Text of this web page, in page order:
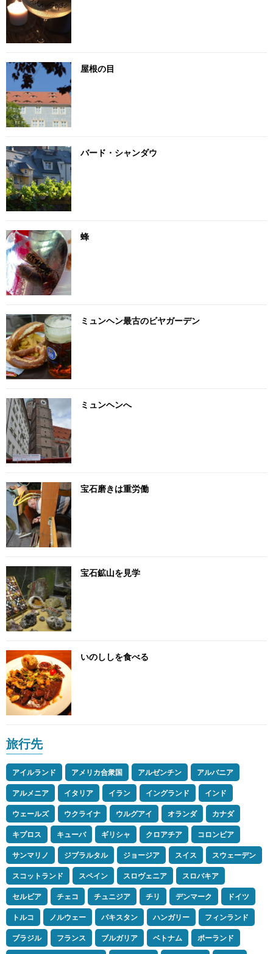
屋根の目
バード・シャンダウ
蜂
ミュンヘン最古のビヤガーデン
ミュンヘンへ
宝石磨きは重労働
宝石鉱山を見学
いのししを食べる
旅行先
アイルランド アメリカ合衆国 アルゼンチン
アルバニア
アルメニア
イタリア イラン イングランド
インド
ウェールズ
ウクライナ ウルグアイ オランダ
カナダ
キプロス
キューバ ギリシャ クロアチア
コロンビア
サンマリノ
ジブラルタル ジョージア スイス
スウェーデン
スコットランド
スペイン スロヴェニア
スロバキア
セルビア
チェコ チュニジア チリ デンマーク
ドイツ
トルコ
ノルウェー パキスタン ハンガリー
フィンランド
ブラジル
フランス ブルガリア ベトナム
ポーランド